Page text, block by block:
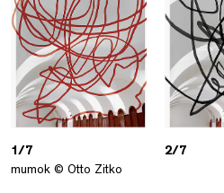
1/7
mumok © Otto Zitko
2/7